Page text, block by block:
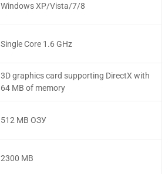
Windows XP/Vista/7/8
Single Core 1.6 GHz
3D graphics card supporting DirectX with
64 MB of memory
512 MB ОЗУ
2300 MB